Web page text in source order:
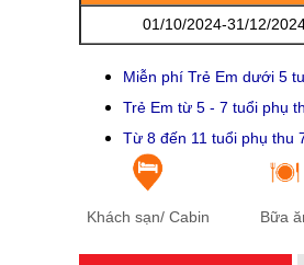
01/10/2024-31/12/
Miễn phí Trẻ Em dưới 5
Trẻ Em từ 5 - 7 tuổi phụ
Từ 8 đến 11 tuổi phụ thu
Khách sạn/ Cabin Bữa